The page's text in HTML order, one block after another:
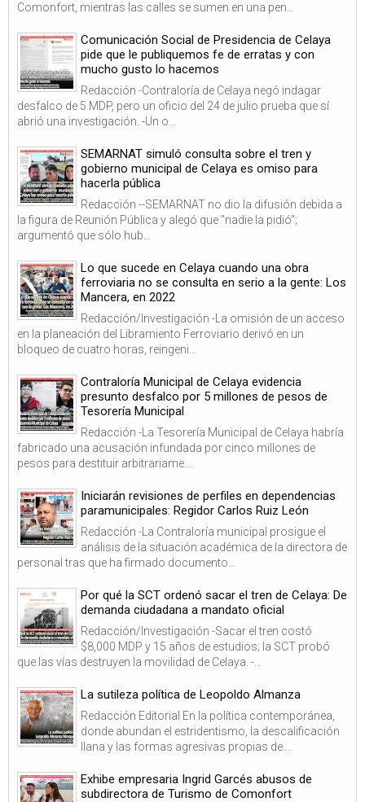
Comonfort, mientras las calles se sumen en una pen...
Comunicación Social de Presidencia de Celaya
pide que le publiquemos fe de erratas y con
mucho gusto lo hacemos
Redacción -Contraloría de Celaya negó indagar
desfalco de 5 MDP, pero un oficio del 24 de julio prueba que sí
abrió una investigación. -Un o...
SEMARNAT simuló consulta sobre el tren y
gobierno municipal de Celaya es omiso para
hacerla pública
Redacción --SEMARNAT no dio la difusión debida a
la figura de Reunión Pública y alegó que "nadie la pidió";
argumentó que sólo hub...
Lo que sucede en Celaya cuando una obra
ferroviaria no se consulta en serio a la gente: Los
Mancera, en 2022
Redacción/Investigación -La omisión de un acceso
en la planeación del Libramiento Ferroviario derivó en un
bloqueo de cuatro horas, reingeni...
Contraloría Municipal de Celaya evidencia
presunto desfalco por 5 millones de pesos de
Tesorería Municipal
Redacción -La Tesorería Municipal de Celaya habría
fabricado una acusación infundada por cinco millones de
pesos para destituir arbitrariame...
Iniciarán revisiones de perfiles en dependencias
paramunicipales: Regidor Carlos Ruiz León
Redacción -La Contraloría municipal prosigue el
análisis de la situación académica de la directora de
personal tras que ha firmado documento...
Por qué la SCT ordenó sacar el tren de Celaya: De
demanda ciudadana a mandato oficial
Redacción/Investigación -Sacar el tren costó
$8,000 MDP y 15 años de estudios; la SCT probó
que las vías destruyen la movilidad de Celaya. -...
La sutileza política de Leopoldo Almanza
Redacción Editorial En la política contemporánea,
donde abundan el estridentismo, la descalificación
llana y las formas agresivas propias de...
Exhibe empresaria Ingrid Garcés abusos de
subdirectora de Turismo de Comonfort